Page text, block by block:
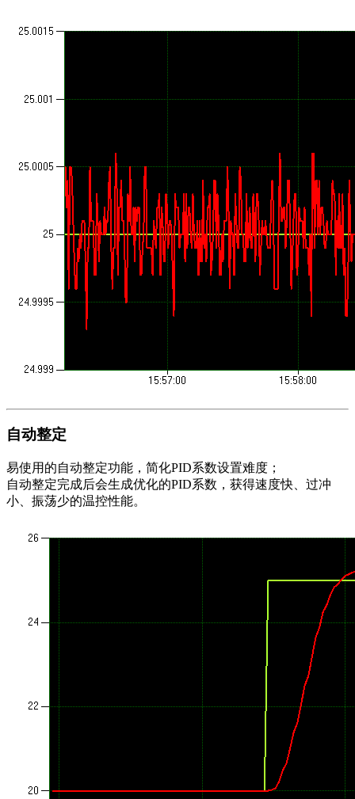
自动整定
易使用的自动整定功能，简化PID系数设置难度；
自动整定完成后会生成优化的PID系数，获得速度快、过冲
小、振荡少的温控性能。